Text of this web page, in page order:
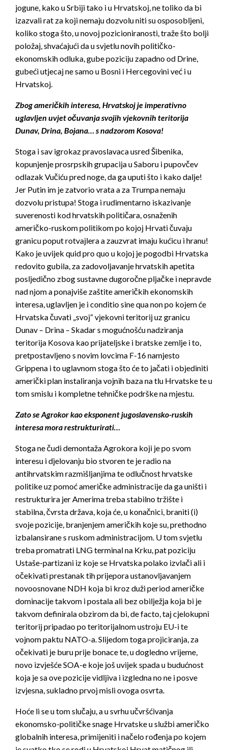
jogune, kako u Srbiji tako i u Hrvatskoj, ne toliko da bi
izazvali rat za koji nemaju dozvolu niti su osposobljeni,
koliko stoga što, u novoj pozicioniranosti, traže što bolji
položaj, shvaćajući da u svjetlu novih političko-
ekonomskih odluka, gube poziciju zapadno od Drine,
gubeći utjecaj ne samo u Bosni i Hercegovini već i u
Hrvatskoj.
Zbog američkih interesa, Hrvatskoj je imperativno
uglavljen uvjet očuvanja svojih vjekovnih teritorija
Dunav, Drina, Bojana… s nadzorom Kosova!
Stoga i sav igrokaz pravoslavaca usred Šibenika,
kopunjenje prosrpskih grupacija u Saboru i pupovčev
odlazak Vučiću pred noge, da ga uputi što i kako dalje!
Jer Putin im je zatvorio vrata a za Trumpa nemaju
dozvolu pristupa! Stoga i rudimentarno iskazivanje
suverenosti kod hrvatskih političara, osnaženih
američko-ruskom politikom po kojoj Hrvati čuvaju
granicu poput rotvajlera a zauzvrat imaju kućicu i hranu!
Kako je uvijek quid pro quo u kojoj je pogodbi Hrvatska
redovito gubila, za zadovoljavanje hrvatskih apetita
posljedično zbog sustavne dugoročne pljačke i nepravde
nad njom a ponajviše zaštite američkih ekonomskih
interesa, uglavljen je i conditio sine qua non po kojem će
Hrvatska čuvati „svoj“ vjekovni teritorij uz granicu
Dunav – Drina – Skadar s mogućnošću nadziranja
teritorija Kosova kao prijateljske i bratske zemlje i to,
pretpostavljeno s novim lovcima F-16 namjesto
Grippena i to uglavnom stoga što će to jačati i objediniti
američki plan instaliranja vojnih baza na tlu Hrvatske te u
tom smislu i kompletne tehničke podrške na mjestu.
Zato se Agrokor kao eksponent jugoslavensko-ruskih
interesa mora restrukturirati…
Stoga ne čudi demontaža Agrokora koji je po svom
interesu i djelovanju bio stvoren te je radio na
antihrvatskim razmišljanjima te odlučnost hrvatske
politike uz pomoć američke administracije da ga uništi i
restrukturira jer Amerima treba stabilno tržište i
stabilna, čvrsta država, koja će, u konačnici, braniti (i)
svoje pozicije, branjenjem američkih koje su, prethodno
izbalansirane s ruskom administracijom. U tom svjetlu
treba promatrati LNG terminal na Krku, pat poziciju
Ustaše-partizani iz koje se Hrvatska polako izvlači ali i
očekivati prestanak tih prijepora ustanovljavanjem
novoosnovane NDH koja bi kroz duži period američke
dominacije takvom i postala ali bez obilježja koja bi je
takvom definirala obzirom da bi, de facto, taj cjelokupni
teritorij pripadao po teritorijalnom ustroju EU-i te
vojnom paktu NATO-a. Slijedom toga projiciranja, za
očekivati je buru prije bonace te, u dogledno vrijeme,
novo izvješće SOA-e koje još uvijek spada u budućnost
koja je sa ove pozicije vidljiva i izgledna no ne i posve
izvjesna, sukladno prvoj misli ovoga osvrta.
Hoće li se u tom slučaju, a u svrhu učvršćivanja
ekonomsko-političke snage Hrvatske u službi američko
globalnih interesa, primijeniti i načelo rođenja po kojem